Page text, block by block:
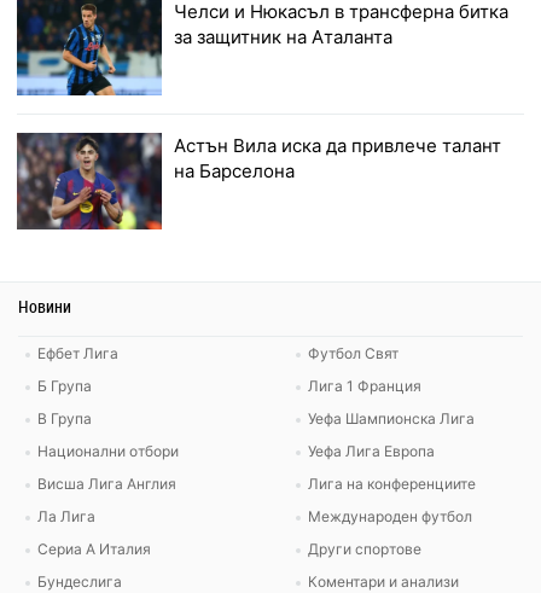
Челси и Нюкасъл в трансферна битка
за защитник на Аталанта
Астън Вила иска да привлече талант
на Барселона
Новини
Ефбет Лига
Б Група
В Група
Национални отбори
Висша Лига Англия
Ла Лига
Сериа А Италия
Бундеслига
Футбол Свят
Лига 1 Франция
Уефа Шампионска Лига
Уефа Лига Европа
Лига на конференциите
Международен футбол
Други спортове
Коментари и анализи